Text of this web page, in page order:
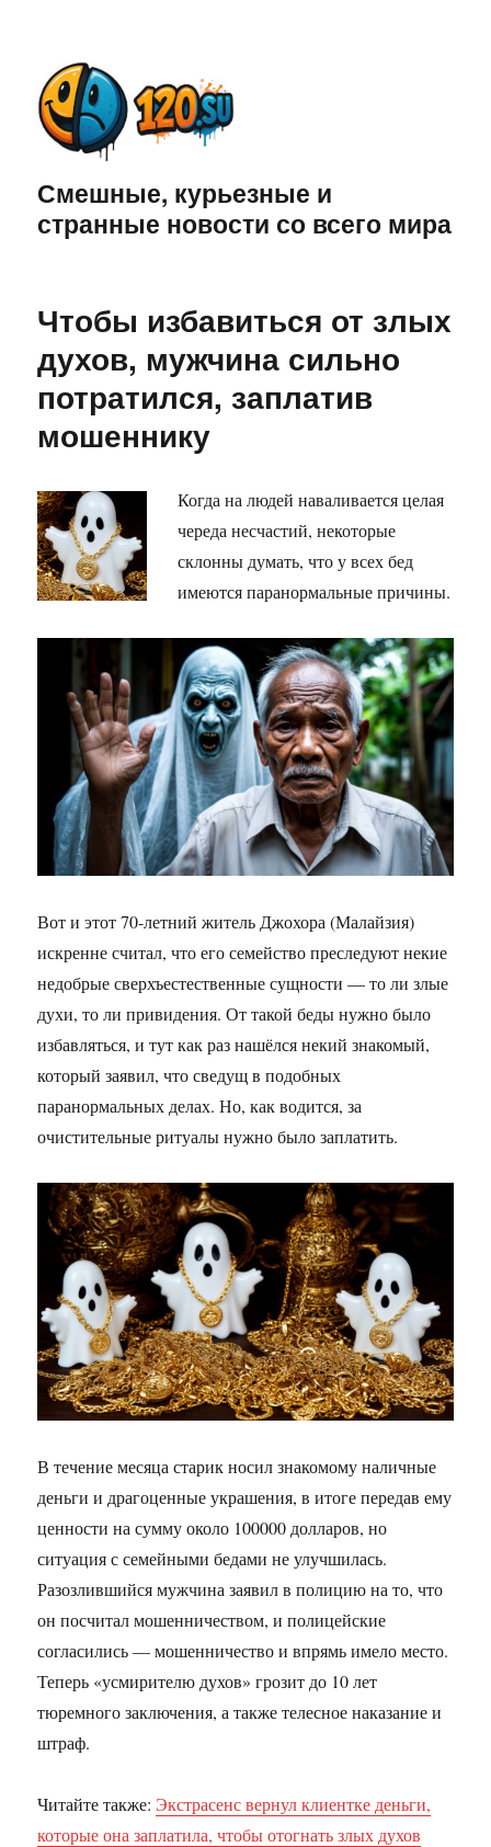
Смешные, курьезные и
странные новости со всего мира
Чтобы избавиться от злых
духов, мужчина сильно
потратился, заплатив
мошеннику
Когда на людей наваливается целая
череда несчастий, некоторые
склонны думать, что у всех бед
имеются паранормальные причины.
Вот и этот 70-летний житель Джохора (Малайзия)
искренне считал, что его семейство преследуют некие
недобрые сверхъестественные сущности — то ли злые
духи, то ли привидения. От такой беды нужно было
избавляться, и тут как раз нашёлся некий знакомый,
который заявил, что сведущ в подобных
паранормальных делах. Но, как водится, за
очистительные ритуалы нужно было заплатить.
В течение месяца старик носил знакомому наличные
деньги и драгоценные украшения, в итоге передав ему
ценности на сумму около 100000 долларов, но
ситуация с семейными бедами не улучшилась.
Разозлившийся мужчина заявил в полицию на то, что
он посчитал мошенничеством, и полицейские
согласились — мошенничество и впрямь имело место.
Теперь «усмирителю духов» грозит до 10 лет
тюремного заключения, а также телесное наказание и
штраф.
Читайте также: Экстрасенс вернул клиентке деньги,
которые она заплатила, чтобы отогнать злых духов